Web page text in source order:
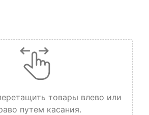
товары влево или
путем касания.